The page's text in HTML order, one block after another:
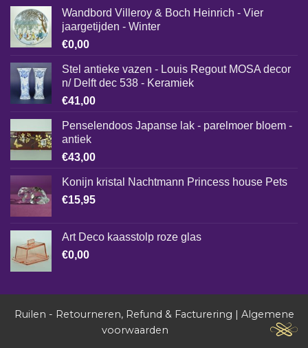
Wandbord Villeroy & Boch Heinrich - Vier
jaargetijden - Winter
€0,00
Stel antieke vazen - Louis Regout MOSA decor
n/ Delft dec 538 - Keramiek
€41,00
Penselendoos Japanse lak - parelmoer bloem -
antiek
€43,00
Konijn kristal Nachtmann Princess house Pets
€15,95
Art Deco kaasstolp roze glas
€0,00
Ruilen - Retourneren, Refund & Facturering | Algemene
voorwaarden